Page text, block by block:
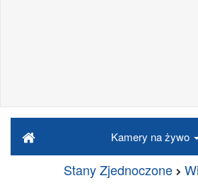
Kamery na żywo
Stany Zjednoczone